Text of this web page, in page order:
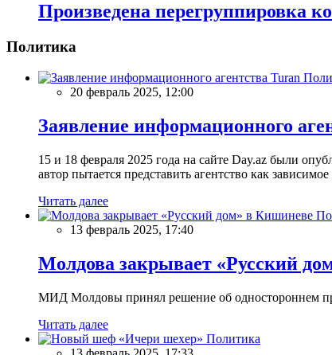
Произведена перегруппировка
Политика
20 февраль 2025, 12:00
Заявление информационного
15 и 18 февраля 2025 года на сайте Day.az были
автор пытается представить агентство как
Читать далее
13 февраль 2025, 17:40
Молдова закрывает «Русский
МИД Молдовы принял решение об одностороннем
Читать далее
Политика